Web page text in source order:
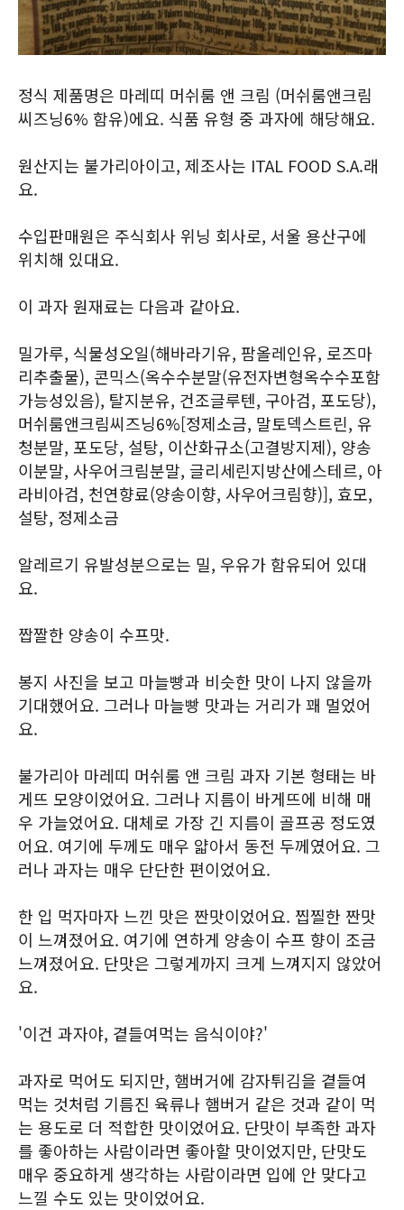
정식 제품명은 마레띠 머쉬룸 앤 크림 (머쉬룸앤크림
씨즈닝6% 함유)에요. 식품 유형 중 과자에 해당해요.
원산지는 불가리아이고, 제조사는 ITAL FOOD S.A.래
요.
수입판매원은 주식회사 위닝 회사로, 서울 용산구에
위치해 있대요.
이 과자 원재료는 다음과 같아요.
밀가루, 식물성오일(해바라기유, 팜올레인유, 로즈마
리추출물), 콘믹스(옥수수분말(유전자변형옥수수포함
가능성있음), 탈지분유, 건조글루텐, 구아검, 포도당),
머쉬룸앤크림씨즈닝6%[정제소금, 말토덱스트린, 유
청분말, 포도당, 설탕, 이산화규소(고결방지제), 양송
이분말, 사우어크림분말, 글리세린지방산에스테르, 아
라비아검, 천연향료(양송이향, 사우어크림향)], 효모,
설탕, 정제소금
알레르기 유발성분으로는 밀, 우유가 함유되어 있대
요.
짭짤한 양송이 수프맛.
봉지 사진을 보고 마늘빵과 비슷한 맛이 나지 않을까
기대했어요. 그러나 마늘빵 맛과는 거리가 꽤 멀었어
요.
불가리아 마레띠 머쉬룸 앤 크림 과자 기본 형태는 바
게뜨 모양이었어요. 그러나 지름이 바게뜨에 비해 매
우 가늘었어요. 대체로 가장 긴 지름이 골프공 정도였
어요. 여기에 두께도 매우 얇아서 동전 두께였어요. 그
러나 과자는 매우 단단한 편이었어요.
한 입 먹자마자 느낀 맛은 짠맛이었어요. 찝찔한 짠맛
이 느껴졌어요. 여기에 연하게 양송이 수프 향이 조금
느껴졌어요. 단맛은 그렇게까지 크게 느껴지지 않았어
요.
'이건 과자야, 곁들여먹는 음식이야?'
과자로 먹어도 되지만, 햄버거에 감자튀김을 곁들여
먹는 것처럼 기름진 육류나 햄버거 같은 것과 같이 먹
는 용도로 더 적합한 맛이었어요. 단맛이 부족한 과자
를 좋아하는 사람이라면 좋아할 맛이었지만, 단맛도
매우 중요하게 생각하는 사람이라면 입에 안 맞다고
느낄 수도 있는 맛이었어요.